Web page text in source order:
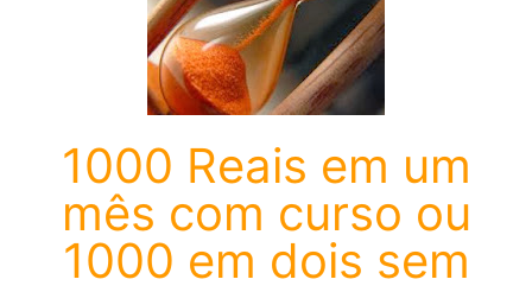
1000 Reais em um
mês com curso ou
1000 em dois sem